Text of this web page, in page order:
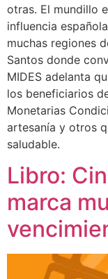
otras. El mundillo
influencia
muchas regiones
Santos donde
MIDES adelanta
los beneficiarios
Monetarias
artesanía y otros
saludable.
Libro:
marca